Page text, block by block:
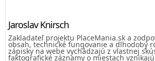
Jaroslav Knirsch
Zakladateľ projektu PlaceMania.sk a
obsah, technické fungovanie a dlhodobý
zápisky na webe vychádzajú z vlastnej
faktografické záznamy o miestach